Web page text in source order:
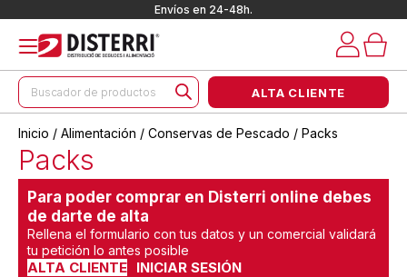
Envíos en 24-48h.
Búsqueda
de
productos
ALTA CLIENTE
Inicio / Alimentación / Conservas de Pescado / Packs
Packs
Para poder comprar en Disterri online debes
de darte de alta
Rellena el formulario con tus datos y un comercial validará
tu petición lo antes posible
ALTA CLIENTE INICIAR SESIÓN